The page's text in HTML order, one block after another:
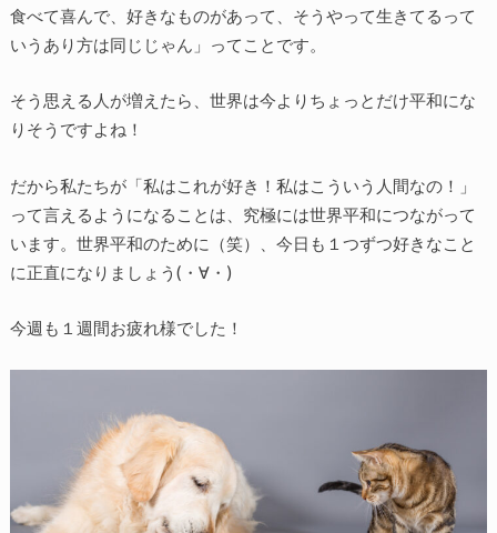
食べて喜んで、好きなものがあって、そうやって生きてるって
いうあり方は同じじゃん」ってことです。
そう思える人が増えたら、世界は今よりちょっとだけ平和にな
りそうですよね！
だから私たちが「私はこれが好き！私はこういう人間なの！」
って言えるようになることは、究極には世界平和につながって
います。世界平和のために（笑）、今日も１つずつ好きなこと
に正直になりましょう(・∀・)
今週も１週間お疲れ様でした！